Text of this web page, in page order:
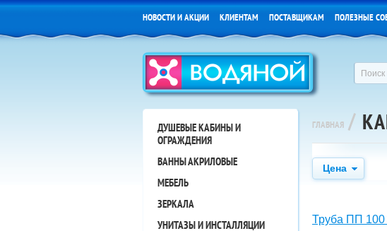
НОВОСТИ И АКЦИИ КЛИЕНТАМ ПОСТАВЩИКАМ ПОЛЕЗНЫЕ
ДУШЕВЫЕ КАБИНЫ И
ОГРАЖДЕНИЯ
ВАННЫ АКРИЛОВЫЕ
МЕБЕЛЬ
ЗЕРКАЛА
УНИТАЗЫ И ИНСТАЛЛЯЦИИ
ГЛАВНАЯ /
Цена
Труба ПП 100